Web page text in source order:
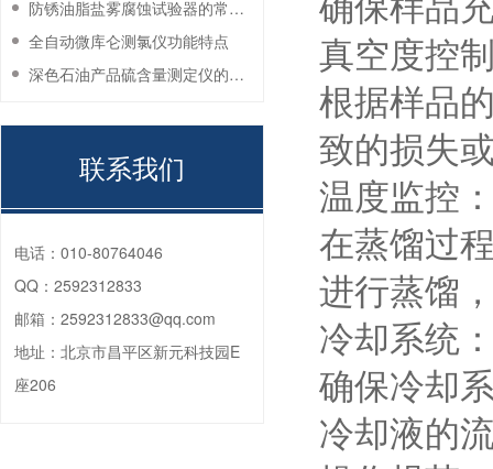
真空度控
根据样品
致的损失
温度监控
在蒸馏过
进行蒸馏
冷却系统
确保冷却
冷却液的
防锈油脂盐雾腐蚀试验器的常见故障与解决方法
全自动微库仑测氯仪功能特点
深色石油产品硫含量测定仪的工作环境要求
联系我们
电话： 010-80764046
QQ： 2592312833
邮箱： 2592312833@qq.com
地址： 北京市昌平区新元科技园E
座206